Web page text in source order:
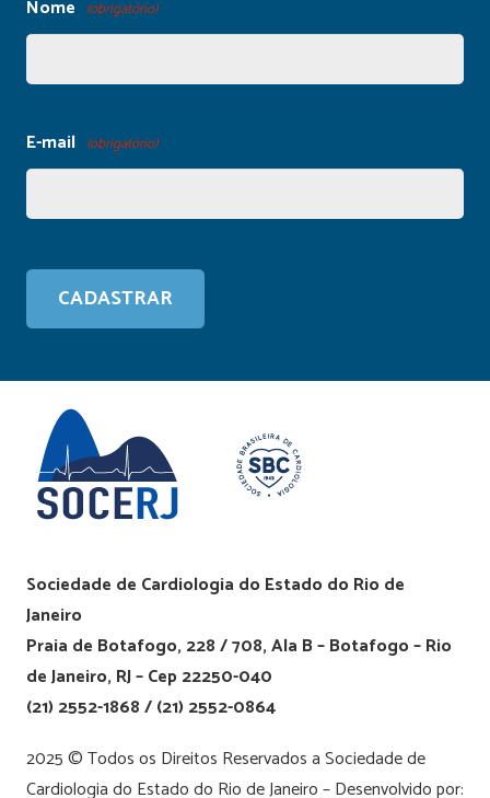
Nome (obrigatório)
E-mail (obrigatório)
Sociedade de Cardiologia do Estado do Rio de
Janeiro
Praia de Botafogo, 228 / 708, Ala B – Botafogo – Rio
de Janeiro, RJ – Cep 22250-040
(21) 2552-1868 / (21) 2552-0864
2025 © Todos os Direitos Reservados a Sociedade de
Cardiologia do Estado do Rio de Janeiro – Desenvolvido por: